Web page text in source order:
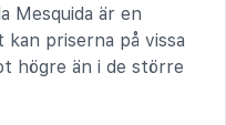
Mesquida är en
priserna på vissa
högre än i de större